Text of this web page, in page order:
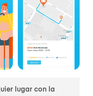
lugar con la